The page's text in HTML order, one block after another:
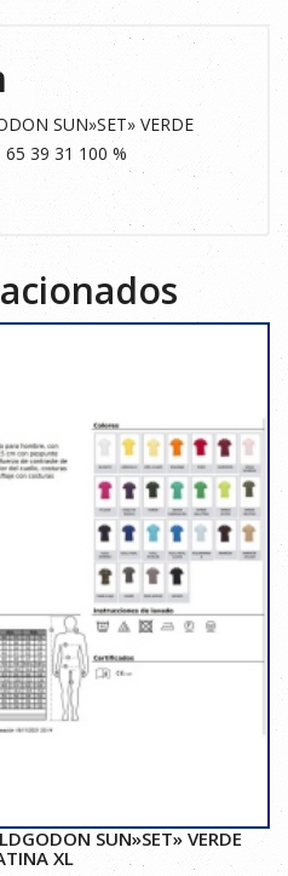
SUN»SET» VERDE
65 39 31 100 %
SUN»SET» VERDE
XL